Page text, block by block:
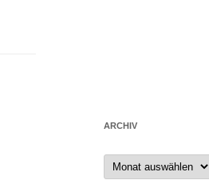
ARCHIV
Archiv